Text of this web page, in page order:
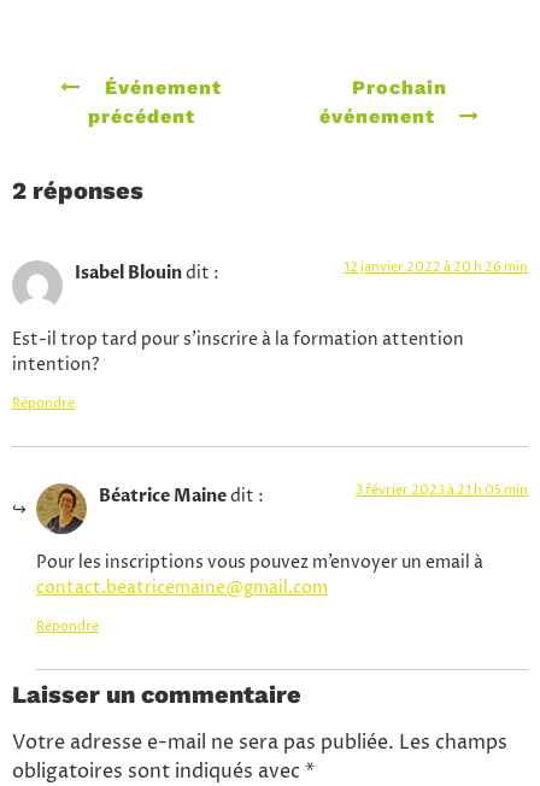
Événement
précédent
Prochain
événement
2 réponses
Isabel Blouindit : 12 janvier 2022 à 20 h 26 min
Est-il trop tard pour s’inscrire à la formation attention
intention?
Répondre
Béatrice Mainedit : 3 février 2023 à 21 h 05 min
Pour les inscriptions vous pouvez m’envoyer un email à
contact.beatricemaine@gmail.com
Répondre
Laisser un commentaire
Votre adresse e-mail ne sera pas publiée. Les champs
obligatoires sont indiqués avec*